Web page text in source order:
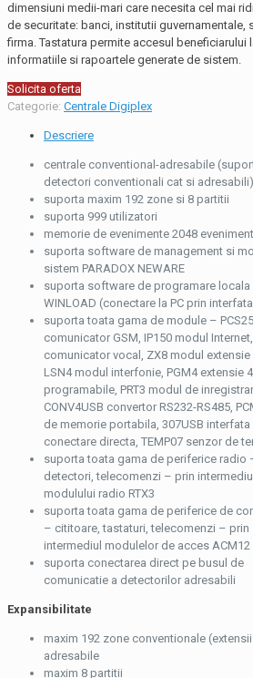
dimensiuni medii-mari care necesita cel mai
de securitate: banci, institutii guvernamentale,
firma. Tastatura permite accesul beneficiarului
informatiile si rapoartele generate de sistem.
Solicita oferta
Categorie: Centrale Digiplex
Descriere
centrale conventional-adresabile
detectori conventionali cat si adresabili)
suporta maxim 192 zone si 8 partitii
suporta 999 utilizatori
memorie de evenimente 2048
suporta software de management si
sistem PARADOX NEWARE
suporta software de programare locala
WINLOAD (conectare la PC prin
suporta toata gama de module –
comunicator GSM, IP150 modul
comunicator vocal, ZX8 modul extensie
LSN4 modul interfonie, PGM4 extensie
programabile, PRT3 modul de
CONV4USB convertor RS232-RS485,
de memorie portabila, 307USB interfata
conectare directa, TEMP07 senzor de
suporta toata gama de periferice radio
detectori, telecomenzi – prin intermediul
modulului radio RTX3
suporta toata gama de periferice de
– cititoare, tastaturi, telecomenzi – prin
intermediul modulelor de acces ACM12
suporta conectarea direct pe busul de
comunicatie a detectorilor adresabili
Expansibilitate
maxim 192 zone conventionale
adresabile
maxim 8 partitii